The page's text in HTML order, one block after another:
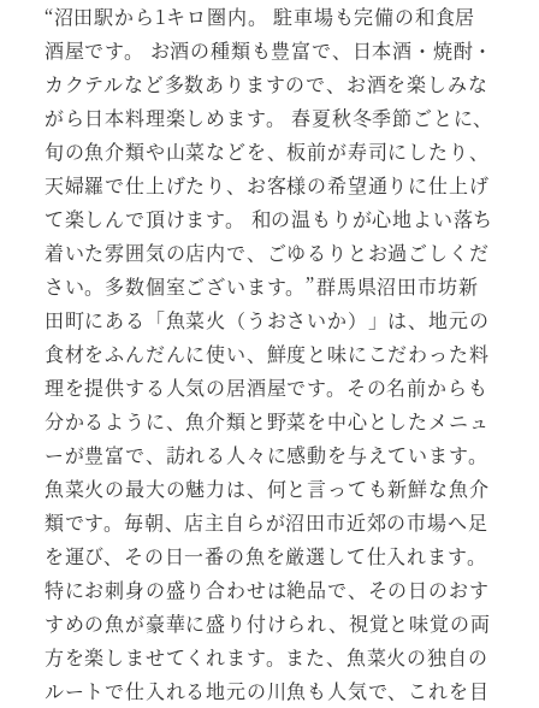
“沼田駅から1キロ圏内。 駐車場も完備の和食居
酒屋です。 お酒の種類も豊富で、日本酒・焼酎・
カクテルなど多数ありますので、お酒を楽しみな
がら日本料理楽しめます。 春夏秋冬季節ごとに、
旬の魚介類や山菜などを、板前が寿司にしたり、
天婦羅で仕上げたり、お客様の希望通りに仕上げ
て楽しんで頂けます。 和の温もりが心地よい落ち
着いた雰囲気の店内で、ごゆるりとお過ごしくだ
さい。多数個室ございます。”群馬県沼田市坊新
田町にある「魚菜火（うおさいか）」は、地元の
食材をふんだんに使い、鮮度と味にこだわった料
理を提供する人気の居酒屋です。その名前からも
分かるように、魚介類と野菜を中心としたメニュ
ーが豊富で、訪れる人々に感動を与えています。
魚菜火の最大の魅力は、何と言っても新鮮な魚介
類です。毎朝、店主自らが沼田市近郊の市場へ足
を運び、その日一番の魚を厳選して仕入れます。
特にお刺身の盛り合わせは絶品で、その日のおす
すめの魚が豪華に盛り付けられ、視覚と味覚の両
方を楽しませてくれます。また、魚菜火の独自の
ルートで仕入れる地元の川魚も人気で、これを目